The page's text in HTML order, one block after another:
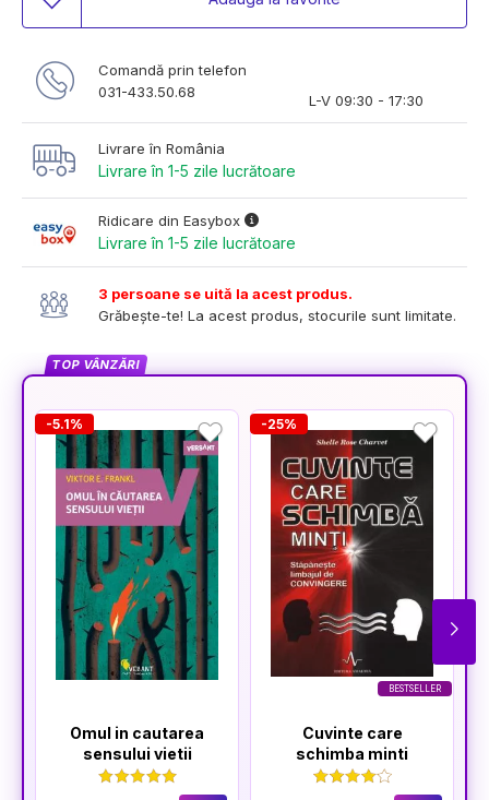
Comandă prin telefon
031-433.50.68
L-V 09:30 - 17:30
Livrare în România
Livrare în 1-5 zile lucrătoare
Ridicare din Easybox
Livrare în 1-5 zile lucrătoare
3 persoane se uită la acest produs.
Grăbește-te! La acest produs, stocurile sunt limitate.
TOP VÂNZĂRI
-5.1%
Omul in cautarea
sensului vietii
BESTSELLER
-25%
Cuvinte care
schimba minti